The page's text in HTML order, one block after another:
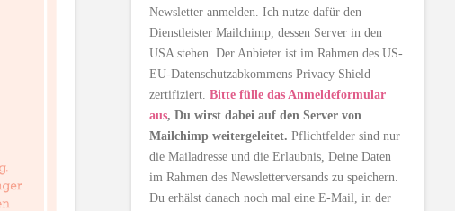
Newsletter anmelden. Ich nutze dafür den
Dienstleister Mailchimp, dessen Server in den
USA stehen. Der Anbieter ist im Rahmen des US-
EU-Datenschutzabkommens Privacy Shield
zertifiziert.Bitte fülle das Anmeldeformular
aus, Du wirst dabei auf den Server von
Mailchimp weitergeleitet. Pflichtfelder sind nur
die Mailadresse und die Erlaubnis, Deine Daten
im Rahmen des Newsletterversands zu speichern.
Du erhälst danach noch mal eine E-Mail, in der